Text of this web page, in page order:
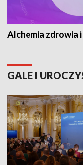
Alchemia zdrowia
GALE I